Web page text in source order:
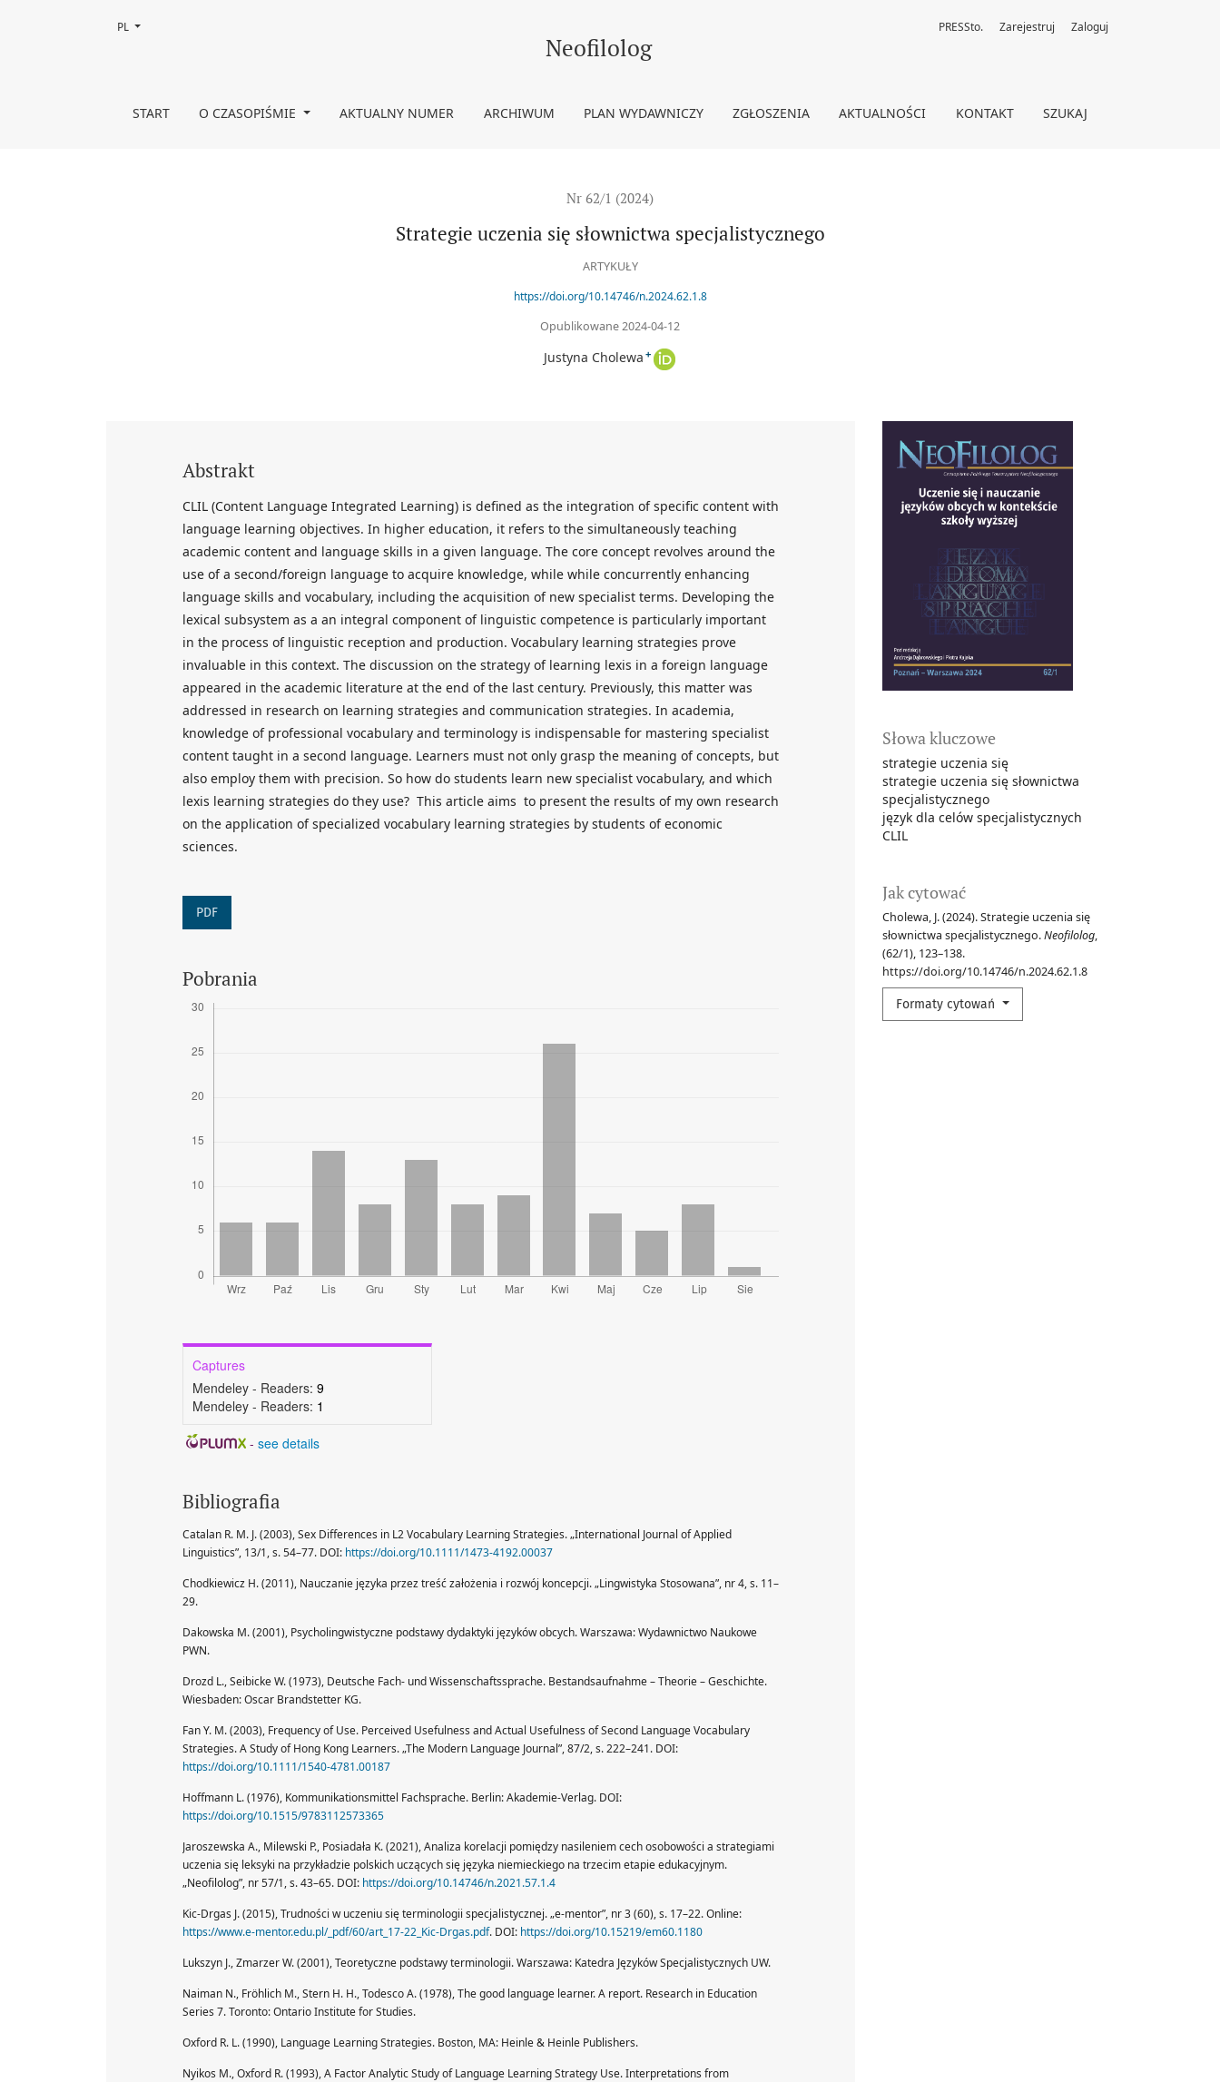
Strategie uczenia się słownictwa specjalistycznego Neofilolog
START O CZASOPIŚMIE AKTUALNY NUMER ARCHIWUM PLAN WYDAWNICZY ZGŁOSZENIA AKTUALNOŚCI KONTAKT SZUKAJ
PRESSto. Zarejestruj Zaloguj
Zmień język, obecnie wybrany to:
PL
Nr 62/1 (2024)
Strategie uczenia się słownictwa specjalistycznego
ARTYKUŁY
https://doi.org/10.14746/n.2024.62.1.8
Opublikowane 2024-04-12
Justyna Cholewa +
Słowa kluczowe
strategie uczenia się
strategie uczenia się słownictwa
specjalistycznego
język dla celów specjalistycznych
CLIL
Jak cytować
Cholewa, J. (2024). Strategie uczenia się
słownictwa specjalistycznego.Neofilolog,
(62/1), 123–138.
https://doi.org/10.14746/n.2024.62.1.8
Formaty cytowań
Abstrakt
CLIL (Content Language Integrated Learning) is defined as the integration of specific content with
language learning objectives. In higher education, it refers to the simultaneously teaching
academic content and language skills in a given language. The core concept revolves around the
use of a second/foreign language to acquire knowledge, while while concurrently enhancing
language skills and vocabulary, including the acquisition of new specialist terms. Developing the
lexical subsystem as a an integral component of linguistic competence is particularly important
in the process of linguistic reception and production. Vocabulary learning strategies prove
invaluable in this context. The discussion on the strategy of learning lexis in a foreign language
appeared in the academic literature at the end of the last century. Previously, this matter was
addressed in research on learning strategies and communication strategies. In academia,
knowledge of professional vocabulary and terminology is indispensable for mastering specialist
content taught in a second language. Learners must not only grasp the meaning of concepts, but
also employ them with precision. So how do students learn new specialist vocabulary, and which
lexis learning strategies do they use? This article aims to present the results of my own research
on the application of specialized vocabulary learning strategies by students of economic
sciences.
PDF
Pobrania
Captures
Mendeley - Readers: 9
Mendeley - Readers: 1
- see details
Bibliografia
Catalan R. M. J. (2003), Sex Differences in L2 Vocabulary Learning Strategies. „International Journal of Applied
Linguistics”, 13/1, s. 54–77. DOI: https://doi.org/10.1111/1473-4192.00037
Chodkiewicz H. (2011), Nauczanie języka przez treść założenia i rozwój koncepcji. „Lingwistyka Stosowana”, nr 4, s. 11–
29.
Dakowska M. (2001), Psycholingwistyczne podstawy dydaktyki języków obcych. Warszawa: Wydawnictwo Naukowe
PWN.
Drozd L., Seibicke W. (1973), Deutsche Fach- und Wissenschaftssprache. Bestandsaufnahme – Theorie – Geschichte.
Wiesbaden: Oscar Brandstetter KG.
Fan Y. M. (2003), Frequency of Use. Perceived Usefulness and Actual Usefulness of Second Language Vocabulary
Strategies. A Study of Hong Kong Learners. „The Modern Language Journal”, 87/2, s. 222–241. DOI:
https://doi.org/10.1111/1540-4781.00187
Hoffmann L. (1976), Kommunikationsmittel Fachsprache. Berlin: Akademie-Verlag. DOI:
https://doi.org/10.1515/9783112573365
Jaroszewska A., Milewski P., Posiadała K. (2021), Analiza korelacji pomiędzy nasileniem cech osobowości a strategiami
uczenia się leksyki na przykładzie polskich uczących się języka niemieckiego na trzecim etapie edukacyjnym.
„Neofilolog”, nr 57/1, s. 43–65. DOI: https://doi.org/10.14746/n.2021.57.1.4
Kic-Drgas J. (2015), Trudności w uczeniu się terminologii specjalistycznej. „e-mentor”, nr 3 (60), s. 17–22. Online:
https://www.e-mentor.edu.pl/_pdf/60/art_17-22_Kic-Drgas.pdf. DOI: https://doi.org/10.15219/em60.1180
Lukszyn J., Zmarzer W. (2001), Teoretyczne podstawy terminologii. Warszawa: Katedra Języków Specjalistycznych UW.
Naiman N., Fröhlich M., Stern H. H., Todesco A. (1978), The good language learner. A report. Research in Education
Series 7. Toronto: Ontario Institute for Studies.
Oxford R. L. (1990), Language Learning Strategies. Boston, MA: Heinle & Heinle Publishers.
Nyikos M., Oxford R. (1993), A Factor Analytic Study of Language Learning Strategy Use. Interpretations from